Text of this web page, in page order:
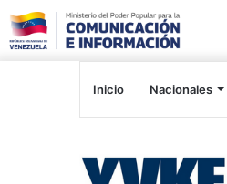
Inicio Nacionales